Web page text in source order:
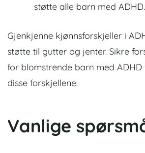
støtte alle barn med ADHD.
Gjenkjenne kjønnsforskjeller i
støtte til gutter og jenter. Sikre
for blomstrende barn med
disse forskjellene.
Vanlige